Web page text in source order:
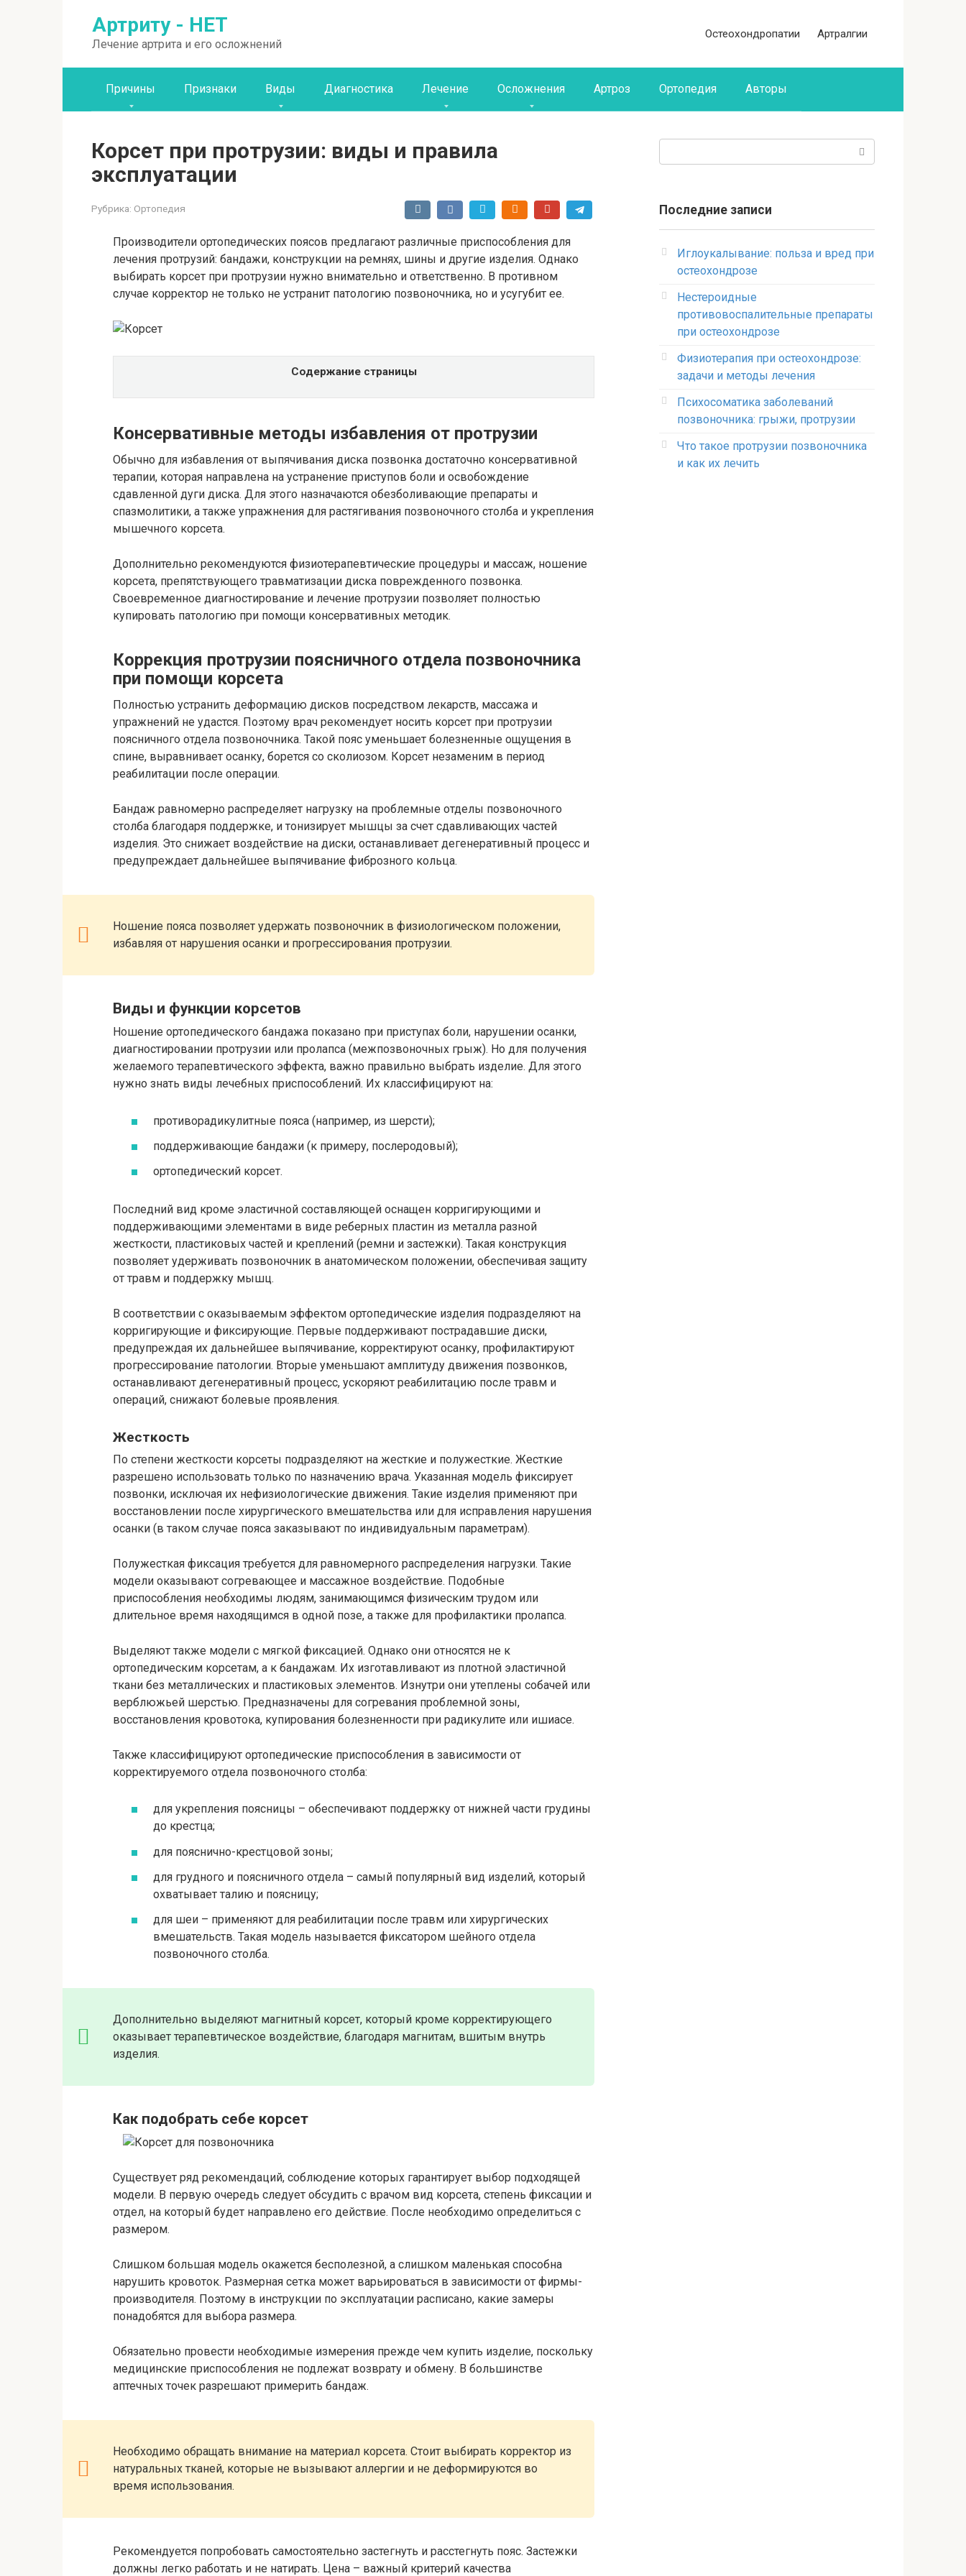
Артриту - НЕТ
Лечение артрита и его осложнений
Остеохондропатии Артралгии
Причины Признаки Виды Диагностика Лечение Осложнения Артроз Ортопедия Авторы
Корсет при протрузии: виды и правила
эксплуатации
Рубрика: Ортопедия
Производители ортопедических поясов предлагают различные приспособления для
лечения протрузий: бандажи, конструкции на ремнях, шины и другие изделия. Однако
выбирать корсет при протрузии нужно внимательно и ответственно. В противном
случае корректор не только не устранит патологию позвоночника, но и усугубит ее.
Содержание страницы
Консервативные методы избавления от протрузии
Обычно для избавления от выпячивания диска позвонка достаточно консервативной
терапии, которая направлена на устранение приступов боли и освобождение
сдавленной дуги диска. Для этого назначаются обезболивающие препараты и
спазмолитики, а также упражнения для растягивания позвоночного столба и укрепления
мышечного корсета.
Дополнительно рекомендуются физиотерапевтические процедуры и массаж, ношение
корсета, препятствующего травматизации диска поврежденного позвонка.
Своевременное диагностирование и лечение протрузии позволяет полностью
купировать патологию при помощи консервативных методик.
Коррекция протрузии поясничного отдела позвоночника
при помощи корсета
Полностью устранить деформацию дисков посредством лекарств, массажа и
упражнений не удастся. Поэтому врач рекомендует носить корсет при протрузии
поясничного отдела позвоночника. Такой пояс уменьшает болезненные ощущения в
спине, выравнивает осанку, борется со сколиозом. Корсет незаменим в период
реабилитации после операции.
Бандаж равномерно распределяет нагрузку на проблемные отделы позвоночного
столба благодаря поддержке, и тонизирует мышцы за счет сдавливающих частей
изделия. Это снижает воздействие на диски, останавливает дегенеративный процесс и
предупреждает дальнейшее выпячивание фиброзного кольца.
Ношение пояса позволяет удержать позвоночник в физиологическом положении,
избавляя от нарушения осанки и прогрессирования протрузии.
Виды и функции корсетов
Ношение ортопедического бандажа показано при приступах боли, нарушении осанки,
диагностировании протрузии или пролапса (межпозвоночных грыж). Но для получения
желаемого терапевтического эффекта, важно правильно выбрать изделие. Для этого
нужно знать виды лечебных приспособлений. Их классифицируют на:
противорадикулитные пояса (например, из шерсти);
поддерживающие бандажи (к примеру, послеродовый);
ортопедический корсет.
Последний вид кроме эластичной составляющей оснащен корригирующими и
поддерживающими элементами в виде реберных пластин из металла разной
жесткости, пластиковых частей и креплений (ремни и застежки). Такая конструкция
позволяет удерживать позвоночник в анатомическом положении, обеспечивая защиту
от травм и поддержку мышц.
В соответствии с оказываемым эффектом ортопедические изделия подразделяют на
корригирующие и фиксирующие. Первые поддерживают пострадавшие диски,
предупреждая их дальнейшее выпячивание, корректируют осанку, профилактируют
прогрессирование патологии. Вторые уменьшают амплитуду движения позвонков,
останавливают дегенеративный процесс, ускоряют реабилитацию после травм и
операций, снижают болевые проявления.
Жесткость
По степени жесткости корсеты подразделяют на жесткие и полужесткие. Жесткие
разрешено использовать только по назначению врача. Указанная модель фиксирует
позвонки, исключая их нефизиологические движения. Такие изделия применяют при
восстановлении после хирургического вмешательства или для исправления нарушения
осанки (в таком случае пояса заказывают по индивидуальным параметрам).
Полужесткая фиксация требуется для равномерного распределения нагрузки. Такие
модели оказывают согревающее и массажное воздействие. Подобные
приспособления необходимы людям, занимающимся физическим трудом или
длительное время находящимся в одной позе, а также для профилактики пролапса.
Выделяют также модели с мягкой фиксацией. Однако они относятся не к
ортопедическим корсетам, а к бандажам. Их изготавливают из плотной эластичной
ткани без металлических и пластиковых элементов. Изнутри они утеплены собачей или
верблюжьей шерстью. Предназначены для согревания проблемной зоны,
восстановления кровотока, купирования болезненности при радикулите или ишиасе.
Также классифицируют ортопедические приспособления в зависимости от
корректируемого отдела позвоночного столба:
для укрепления поясницы – обеспечивают поддержку от нижней части грудины
до крестца;
для пояснично-крестцовой зоны;
для грудного и поясничного отдела – самый популярный вид изделий, который
охватывает талию и поясницу;
для шеи – применяют для реабилитации после травм или хирургических
вмешательств. Такая модель называется фиксатором шейного отдела
позвоночного столба.
Дополнительно выделяют магнитный корсет, который кроме корректирующего
оказывает терапевтическое воздействие, благодаря магнитам, вшитым внутрь
изделия.
Как подобрать себе корсет
Существует ряд рекомендаций, соблюдение которых гарантирует выбор подходящей
модели. В первую очередь следует обсудить с врачом вид корсета, степень фиксации и
отдел, на который будет направлено его действие. После необходимо определиться с
размером.
Слишком большая модель окажется бесполезной, а слишком маленькая способна
нарушить кровоток. Размерная сетка может варьироваться в зависимости от фирмы-
производителя. Поэтому в инструкции по эксплуатации расписано, какие замеры
понадобятся для выбора размера.
Обязательно провести необходимые измерения прежде чем купить изделие, поскольку
медицинские приспособления не подлежат возврату и обмену. В большинстве
аптечных точек разрешают примерить бандаж.
Необходимо обращать внимание на материал корсета. Стоит выбирать корректор из
натуральных тканей, которые не вызывают аллергии и не деформируются во
время использования.
Рекомендуется попробовать самостоятельно застегнуть и расстегнуть пояс. Застежки
должны легко работать и не натирать. Цена – важный критерий качества
Последние записи
Иглоукалывание: польза и вред при
остеохондрозе
Нестероидные
противовоспалительные препараты
при остеохондрозе
Физиотерапия при остеохондрозе:
задачи и методы лечения
Психосоматика заболеваний
позвоночника: грыжи, протрузии
Что такое протрузии позвоночника
и как их лечить